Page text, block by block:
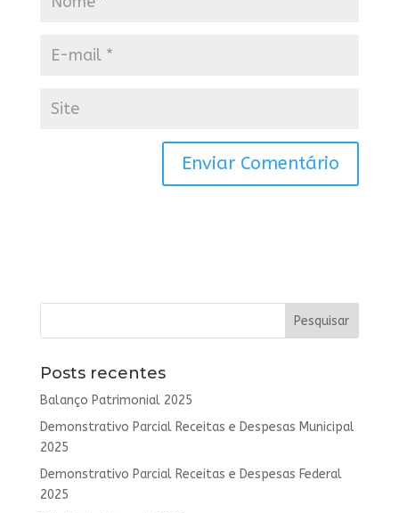
Posts recentes
Balanço Patrimonial 2025
Demonstrativo Parcial Receitas e Despesas Municipal
2025
Demonstrativo Parcial Receitas e Despesas Federal
2025